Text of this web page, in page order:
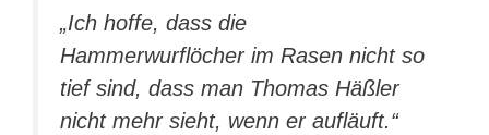
„Ich hoffe, dass die
Hammerwurflöcher im Rasen nicht so
tief sind, dass man Thomas Häßler
nicht mehr sieht, wenn er aufläuft.“